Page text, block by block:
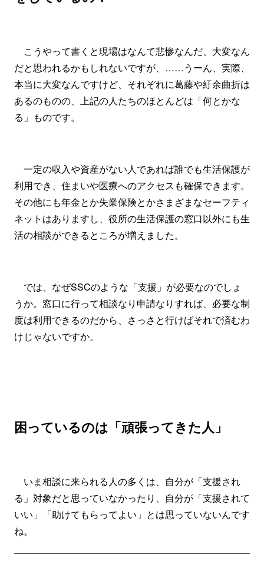
こうやって書くと現場はなんて悲惨なんだ、大変なん
だと思われるかもしれないですが、……うーん、実際、
本当に大変なんですけど、それぞれに葛藤や紆余曲折は
あるのものの、上記の人たちのほとんどは「何とかな
る」ものです。
一定の収入や資産がない人であれば誰でも生活保護が
利用でき、住まいや医療へのアクセスも確保できます。
その他にも年金とか失業保険とかさまざまなセーフティ
ネットはありますし、役所の生活保護の窓口以外にも生
活の相談ができるところが増えました。
では、なぜSSCのような「支援」が必要なのでしょ
うか。窓口に行って相談なり申請なりすれば、必要な制
度は利用できるのだから、さっさと行けばそれで済むわ
けじゃないですか。
困っているのは「頑張ってきた人」
いま相談に来られる人の多くは、自分が「支援され
る」対象だと思っていなかったり、自分が「支援されて
いい」「助けてもらってよい」とは思っていないんです
ね。